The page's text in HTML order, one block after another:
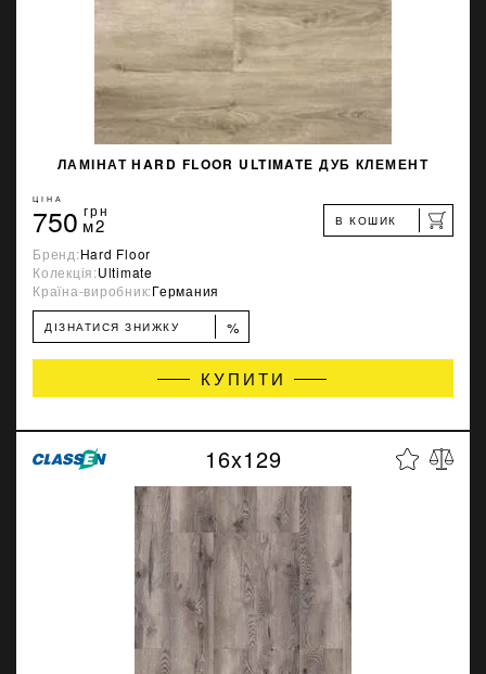
ЛАМІНАТ HARD FLOOR ULTIMATE ДУБ КЛЕМЕНТ
ЦІНА
750 грн
м2 В КОШИК
Бренд:Hard Floor
Колекція:Ultimate
Країна-виробник:Германия
ДІЗНАТИСЯ ЗНИЖКУ %
КУПИТИ
16x129